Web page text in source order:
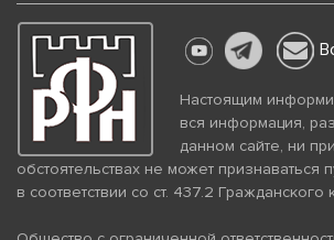
Настоящим
вся информация,
данном сайте, ни
обстоятельствах не может признаваться
в соответствии со ст. 437.2 Гражданского